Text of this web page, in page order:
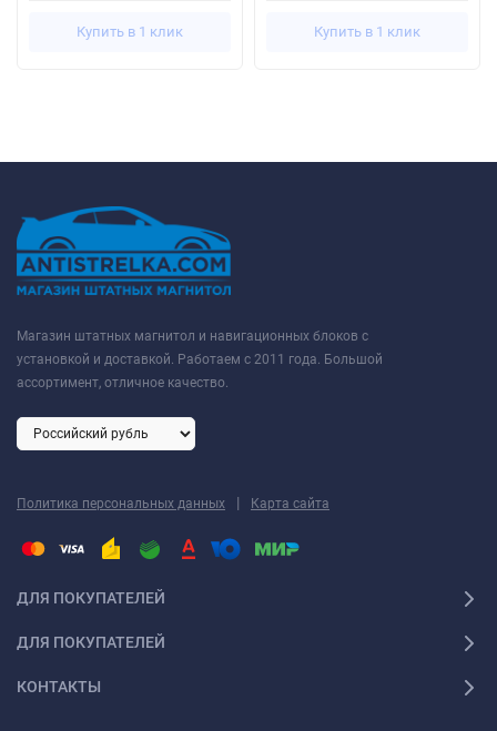
Купить в 1 клик Купить в 1 клик
Магазин штатных магнитол и навигационных блоков с
установкой и доставкой. Работаем с 2011 года. Большой
ассортимент, отличное качество.
Политика персональных данных | Карта сайта
ДЛЯ ПОКУПАТЕЛЕЙ
ДЛЯ ПОКУПАТЕЛЕЙ
КОНТАКТЫ